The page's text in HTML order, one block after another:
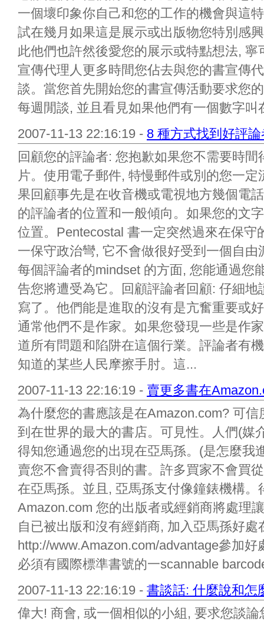
一個壞印象你自己和您的工作的機會與這
試在幾月如果這是展示或出版物您特別感
此他們也許然後愛您的展示或特點想法,
宣傳代理人更多時間您佔去與您的書宣傳
談。當您首先開始您的書宣傳活動要求您
每週閒談, 並且看見如果他們有一個數字叫
2007-11-13 22:16:19 - 8 種方式找到好評
回顧您的評論者: 您抱歉如果您不需要時
片。使用電子郵件, 特慢郵件或別的您一
果回顧事先是在收音機或電視地方幾個電
的評論者的位置和一般傾向。如果您的文
位置。Pentecostal 書一定突然過來在保
一保守政治彎, 它不會做很好受到一個自
每個評論者的mindset 的方面, 您能通過您
告您將遭受為它。回顧評論者回顧: 仔細
寫了。他們能是進取的沒有是亢奮重要或
通常他們不是作家。如果您發現一些是作
道所有問題和陷阱在這個行業。評論者有
知道的某些人民摩擦手肘。這...
2007-11-13 22:16:19 - 賣更多書在
為什麼您的書應該是在Amazon.com? 可
到在世界的最大的書店。可見性。人們(媒
得知您通過您的出現在亞馬孫。(是怎麼我
賣您不會賣得否則的書。許多買家不會買
在亞馬孫。並且, 亞馬孫支付像鐘錶機構。
Amazon.com 您的出版者或經銷商將處理
自已被出版和沒有經銷商, 加入亞馬孫好處
http://www.Amazon.com/advantage參加
必須有國際標準書號的一scannable
2007-11-13 22:16:19 - 書談話: 什麼說和怎
偉大! 商會, 或一個相似的小組, 要求您談